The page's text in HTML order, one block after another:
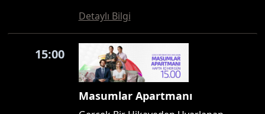
Detaylı Bilgi
15:00
Masumlar Apartmanı